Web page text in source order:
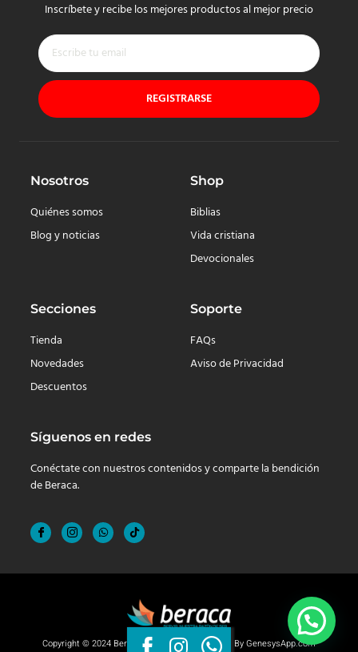
Inscríbete y recibe los mejores productos al mejor precio
REGISTRARSE
Nosotros
Quiénes somos
Blog y noticias
Shop
Biblias
Vida cristiana
Devocionales
Secciones
Tienda
Novedades
Descuentos
Soporte
FAQs
Aviso de Privacidad
Síguenos en redes
Conéctate con nuestros contenidos y comparte la bendición
de Beraca.
Copyright © 2024 Beraca, Derechos reservados. ByGenesysApp.com